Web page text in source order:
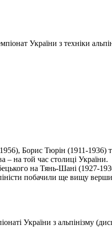
України з техніки
Борис Тюрін (1911-
– на той час столиці України.
на Тянь-Шані (1927-
побачили ще вищу
України з альпінізму